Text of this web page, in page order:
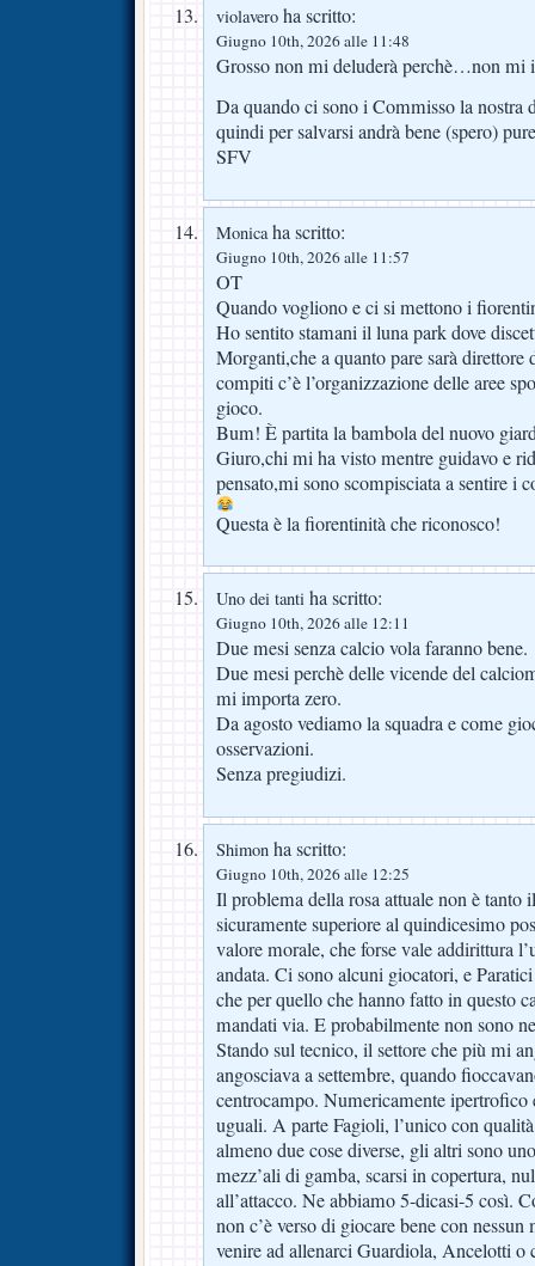
violavero ha scritto:
Giugno 10th, 2026 alle 11:48
Grosso non mi deluderà perchè…non mi
Da quando ci sono i Commisso la nostra
quindi per salvarsi andrà bene (spero)
SFV
Monicaha scritto:
Giugno 10th, 2026 alle 11:57
OT
Quando vogliono e ci si mettono i
Ho sentito stamani il luna park dove
Morganti,che a quanto pare sarà
compiti c’è l’organizzazione delle aree
gioco.
Bum! È partita la bambola del nuovo
Giuro,chi mi ha visto mentre guidavo e
pensato,mi sono scompisciata a sentire i
Questa è la fiorentinità che riconosco!
Uno dei tanti ha scritto:
Giugno 10th, 2026 alle 12:11
Due mesi senza calcio vola faranno bene.
Due mesi perchè delle vicende del
mi importa zero.
Da agosto vediamo la squadra e come
osservazioni.
Senza pregiudizi.
Shimon ha scritto:
Giugno 10th, 2026 alle 12:25
Il problema della rosa attuale non è tanto
sicuramente superiore al quindicesimo
valore morale, che forse vale addirittura
andata. Ci sono alcuni giocatori, e
che per quello che hanno fatto in questo
mandati via. E probabilmente non sono
Stando sul tecnico, il settore che più mi
angosciava a settembre, quando
centrocampo. Numericamente
uguali. A parte Fagioli, l’unico con
almeno due cose diverse, gli altri sono
mezz’ali di gamba, scarsi in copertura,
all’attacco. Ne abbiamo 5-dicasi-5 così.
non c’è verso di giocare bene con
venire ad allenarci Guardiola, Ancelotti o